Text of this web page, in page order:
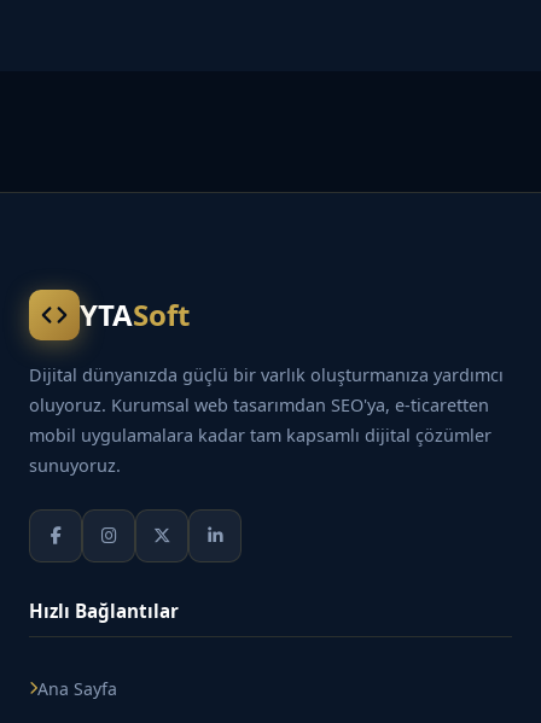
YTASoft
Dijital dünyanızda güçlü bir varlık oluşturmanıza yardımcı
oluyoruz. Kurumsal web tasarımdan SEO'ya, e-ticaretten
mobil uygulamalara kadar tam kapsamlı dijital çözümler
sunuyoruz.
Hızlı Bağlantılar
Ana Sayfa